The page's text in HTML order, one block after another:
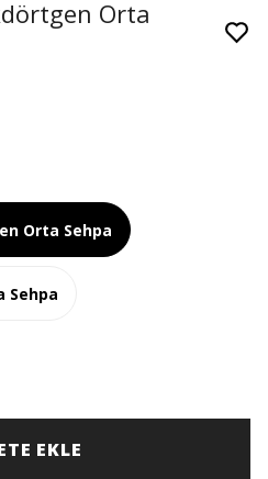
Orta
Orta Sehpa
Sehpa
EKLE